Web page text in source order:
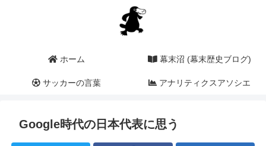
ホーム 幕末沼 (幕末歴史ブログ)
サッカーの言葉 アナリティクスアソシエ
Google時代の日本代表に思う